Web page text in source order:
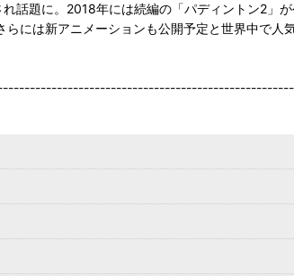
話題に。2018年には続編の「パディントン2」が
には新アニメーションも公開予定と世界中で人